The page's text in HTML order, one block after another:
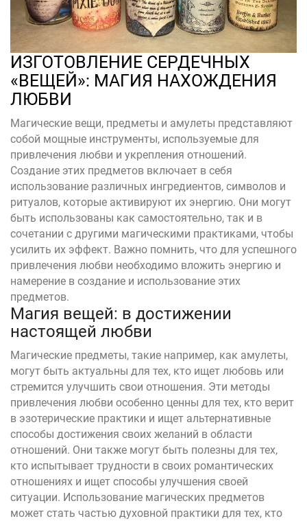
ИЗГОТОВЛЕНИЕ СЕРДЕЧНЫХ
«ВЕЩЕЙ»: МАГИЯ НАХОЖДЕНИЯ
ЛЮБВИ
Магические вещи, предметы и амулеты представляют
собой мощные инструменты, используемые для
привлечения любви и укрепления отношений.
Создание этих предметов включает в себя
использование различных ингредиентов, символов и
ритуалов, которые активируют их энергию. Они могут
быть использованы как самостоятельно, так и в
сочетании с другими магическими практиками, чтобы
усилить их эффект. Важно помнить, что для успешного
привлечения любви необходимо вложить энергию и
намерение в создание и использование этих
предметов.
Магия вещей: в достижении
настоящей любви
Магические предметы, такие например, как амулеты,
могут быть актуальны для тех, кто ищет любовь или
стремится улучшить свои отношения. Эти методы
привлечения любви особенно ценны для тех, кто верит
в эзотерические практики и ищет альтернативные
способы достижения своих желаний в области
отношений. Они также могут быть полезны для тех,
кто испытывает трудности в своих романтических
отношениях и ищет способы улучшения своей
ситуации. Использование магических предметов
может стать частью духовной практики для тех, кто